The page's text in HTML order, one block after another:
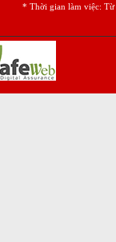
* Thời gian làm việc: Từ